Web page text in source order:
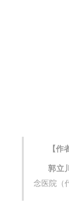
【作
郭立川
念医院（